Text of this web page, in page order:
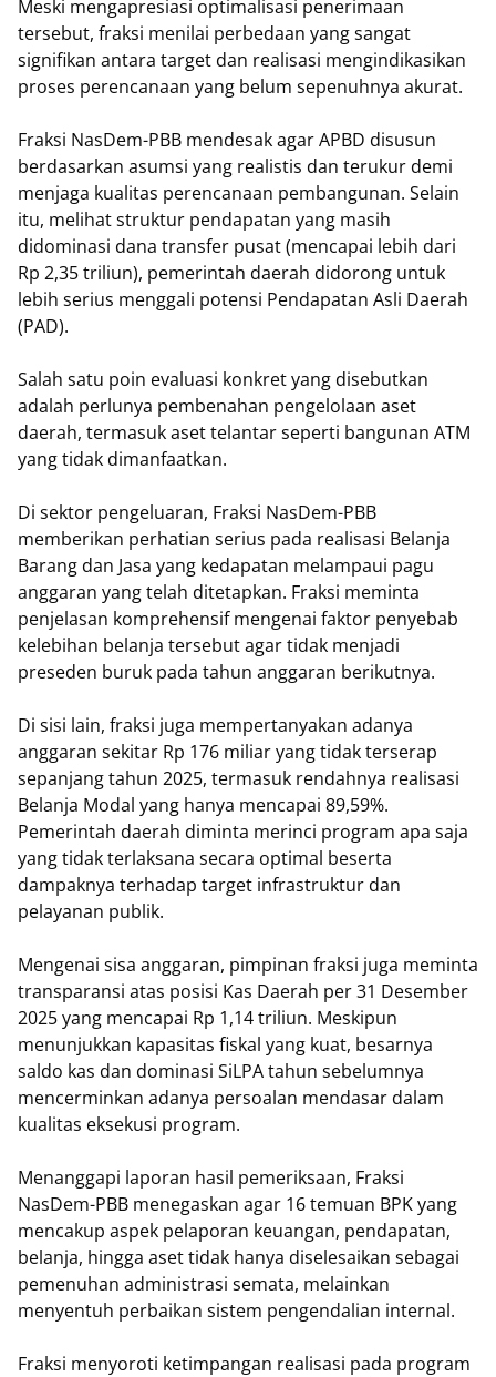
Meski mengapresiasi optimalisasi penerimaan
tersebut, fraksi menilai perbedaan yang sangat
signifikan antara target dan realisasi mengindikasikan
proses perencanaan yang belum sepenuhnya akurat.
​Fraksi NasDem-PBB mendesak agar APBD disusun
berdasarkan asumsi yang realistis dan terukur demi
menjaga kualitas perencanaan pembangunan. Selain
itu, melihat struktur pendapatan yang masih
didominasi dana transfer pusat (mencapai lebih dari
Rp 2,35 triliun), pemerintah daerah didorong untuk
lebih serius menggali potensi Pendapatan Asli Daerah
(PAD).
Salah satu poin evaluasi konkret yang disebutkan
adalah perlunya pembenahan pengelolaan aset
daerah, termasuk aset telantar seperti bangunan ATM
yang tidak dimanfaatkan.
​Di sektor pengeluaran, Fraksi NasDem-PBB
memberikan perhatian serius pada realisasi Belanja
Barang dan Jasa yang kedapatan melampaui pagu
anggaran yang telah ditetapkan. Fraksi meminta
penjelasan komprehensif mengenai faktor penyebab
kelebihan belanja tersebut agar tidak menjadi
preseden buruk pada tahun anggaran berikutnya.
​Di sisi lain, fraksi juga mempertanyakan adanya
anggaran sekitar Rp 176 miliar yang tidak terserap
sepanjang tahun 2025, termasuk rendahnya realisasi
Belanja Modal yang hanya mencapai 89,59%.
Pemerintah daerah diminta merinci program apa saja
yang tidak terlaksana secara optimal beserta
dampaknya terhadap target infrastruktur dan
pelayanan publik.
​Mengenai sisa anggaran, pimpinan fraksi juga meminta
transparansi atas posisi Kas Daerah per 31 Desember
2025 yang mencapai Rp 1,14 triliun. Meskipun
menunjukkan kapasitas fiskal yang kuat, besarnya
saldo kas dan dominasi SiLPA tahun sebelumnya
mencerminkan adanya persoalan mendasar dalam
kualitas eksekusi program.
​Menanggapi laporan hasil pemeriksaan, Fraksi
NasDem-PBB menegaskan agar 16 temuan BPK yang
mencakup aspek pelaporan keuangan, pendapatan,
belanja, hingga aset tidak hanya diselesaikan sebagai
pemenuhan administrasi semata, melainkan
menyentuh perbaikan sistem pengendalian internal.
Fraksi menyoroti ketimpangan realisasi pada program